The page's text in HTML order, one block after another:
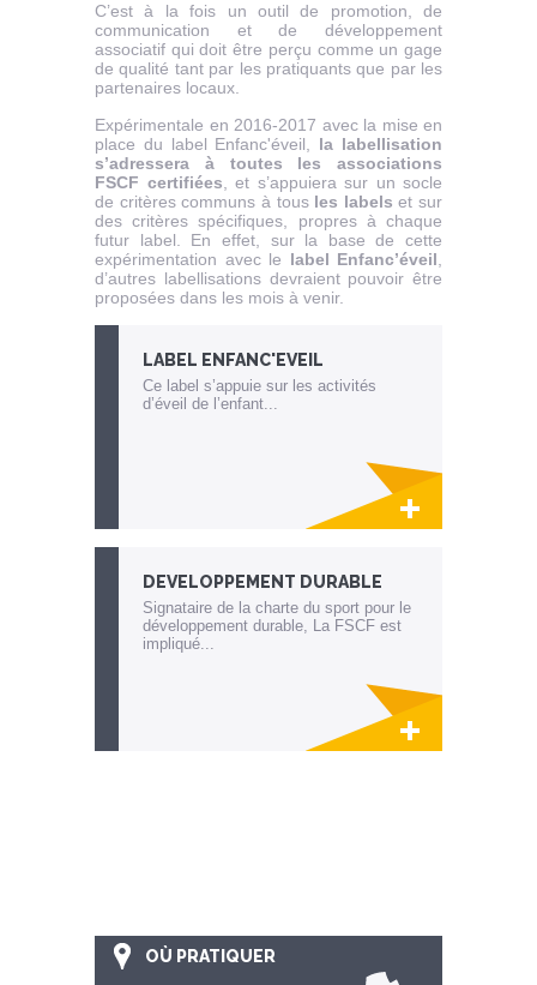
C’est à la fois un outil de promotion, de
communication et de développement
associatif qui doit être perçu comme un gage
de qualité tant par les pratiquants que par les
partenaires locaux.
Expérimentale en 2016-2017 avec la mise en
place du label Enfanc'éveil, la labellisation
s’adressera à toutes les associations
FSCF certifiées , et s’appuiera sur un socle
de critères communs à tous les labels et sur
des critères spécifiques, propres à chaque
futur label. En effet, sur la base de cette
expérimentation avec le label Enfanc’éveil
d’autres labellisations devraient pouvoir être
proposées dans les mois à venir.
LABEL ENFANC'EVEIL
Ce label s’appuie sur les activités
d’éveil de l’enfant...
DEVELOPPEMENT DURABLE
Signataire de la charte du sport pour le
développement durable, La FSCF est
impliqué...
OÙ PRATIQUER